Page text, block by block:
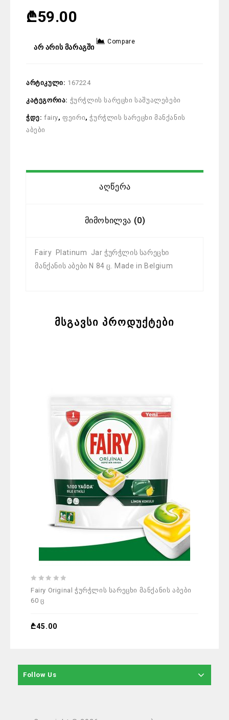
₾59.00
არ არის მარაგში
Compare
არტიკული: 167224
კატეგორია: ჭურჭლის სარეცხი საშუალებები
ჭდე: fairy,ფეირი,ჭურჭლის სარეცხი მანქანის
აბები
Აღწერა
Მიმოხილვა (0)
Fairy Platinum Jar ჭურჭლის სარეცხი
მანქანის აბები N 84 ც. Made in Belgium
მსგავსი პროდუქტები
of
Fairy Original ჭურჭლის სარეცხი მანქანის აბები
60 ც
₾45.00
Follow Us